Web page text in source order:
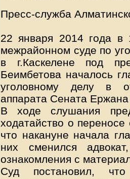
Пресс-служба
22 января 2014 года в
межрайонном суде по
в г.Каскелене под
Беимбетова началось
уголовному делу в
аппарата Сената
В ходе слушания
ходатайство о
что накануне начала
них сменился
ознакомления с
Суд постановил,